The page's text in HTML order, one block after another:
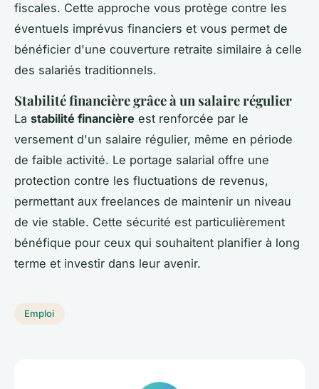
fiscales. Cette approche vous protège contre les
éventuels imprévus financiers et vous permet de
bénéficier d'une couverture retraite similaire à celle
des salariés traditionnels.
Stabilité financière grâce à un salaire régulier
La stabilité financière est renforcée par le
versement d'un salaire régulier, même en période
de faible activité. Le portage salarial offre une
protection contre les fluctuations de revenus,
permettant aux freelances de maintenir un niveau
de vie stable. Cette sécurité est particulièrement
bénéfique pour ceux qui souhaitent planifier à long
terme et investir dans leur avenir.
Emploi